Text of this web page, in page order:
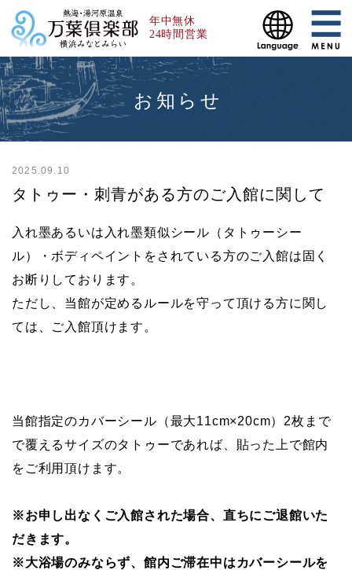
年中無休
24時間営業
お知らせ
2025.09.10
タトゥー・刺青がある方のご入館に関して
入れ墨あるいは入れ墨類似シール（タトゥーシー
ル）・ボディペイントをされている方のご入館は固く
お断りしております。
ただし、当館が定めるルールを守って頂ける方に関し
ては、ご入館頂けます。
当館指定のカバーシール（最大11cm×20cm）2枚まで
で覆えるサイズのタトゥーであれば、貼った上で館内
をご利用頂けます。
※お申し出なくご入館された場合、直ちにご退館いた
だきます。
※大浴場のみならず、館内ご滞在中はカバーシールを